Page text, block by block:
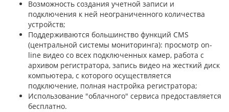
Возможность создания учетной записи и
подключения к ней неограниченного количества
устройств;
Поддерживаются большинство функций CMS
(центральной системы мониторинга): просмотр on-
line видео со всех подключенных камер, работа с
архивом регистратора, запись видео на жесткий диск
компьютера, с которого осуществляется
подключение, полная настройка регистратора;
Использование "облачного" сервиса предоставляется
бесплатно.